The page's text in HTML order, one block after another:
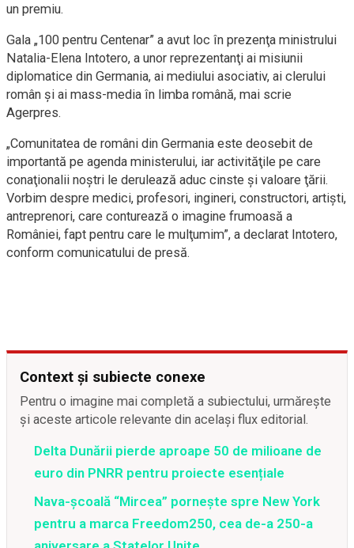
un premiu.
Gala „100 pentru Centenar” a avut loc în prezenţa ministrului
Natalia-Elena Intotero, a unor reprezentanţi ai misiunii
diplomatice din Germania, ai mediului asociativ, ai clerului
român şi ai mass-media în limba română, mai scrie
Agerpres.
„Comunitatea de români din Germania este deosebit de
importantă pe agenda ministerului, iar activităţile pe care
conaţionalii noştri le derulează aduc cinste şi valoare ţării.
Vorbim despre medici, profesori, ingineri, constructori, artişti,
antreprenori, care conturează o imagine frumoasă a
României, fapt pentru care le mulţumim”, a declarat Intotero,
conform comunicatului de presă.
Context și subiecte conexe
Pentru o imagine mai completă a subiectului, urmărește
și aceste articole relevante din același flux editorial.
Delta Dunării pierde aproape 50 de milioane de
euro din PNRR pentru proiecte esențiale
Nava-școală “Mircea” pornește spre New York
pentru a marca Freedom250, cea de-a 250-a